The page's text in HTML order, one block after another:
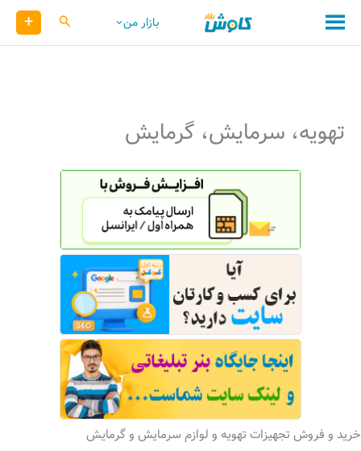
محتوا
بازار من کاوش +
تهویه، سرمایش، گرمایش
خرید و فروش تجهیزات تهویه و لوازم سرمایش و گرمایش